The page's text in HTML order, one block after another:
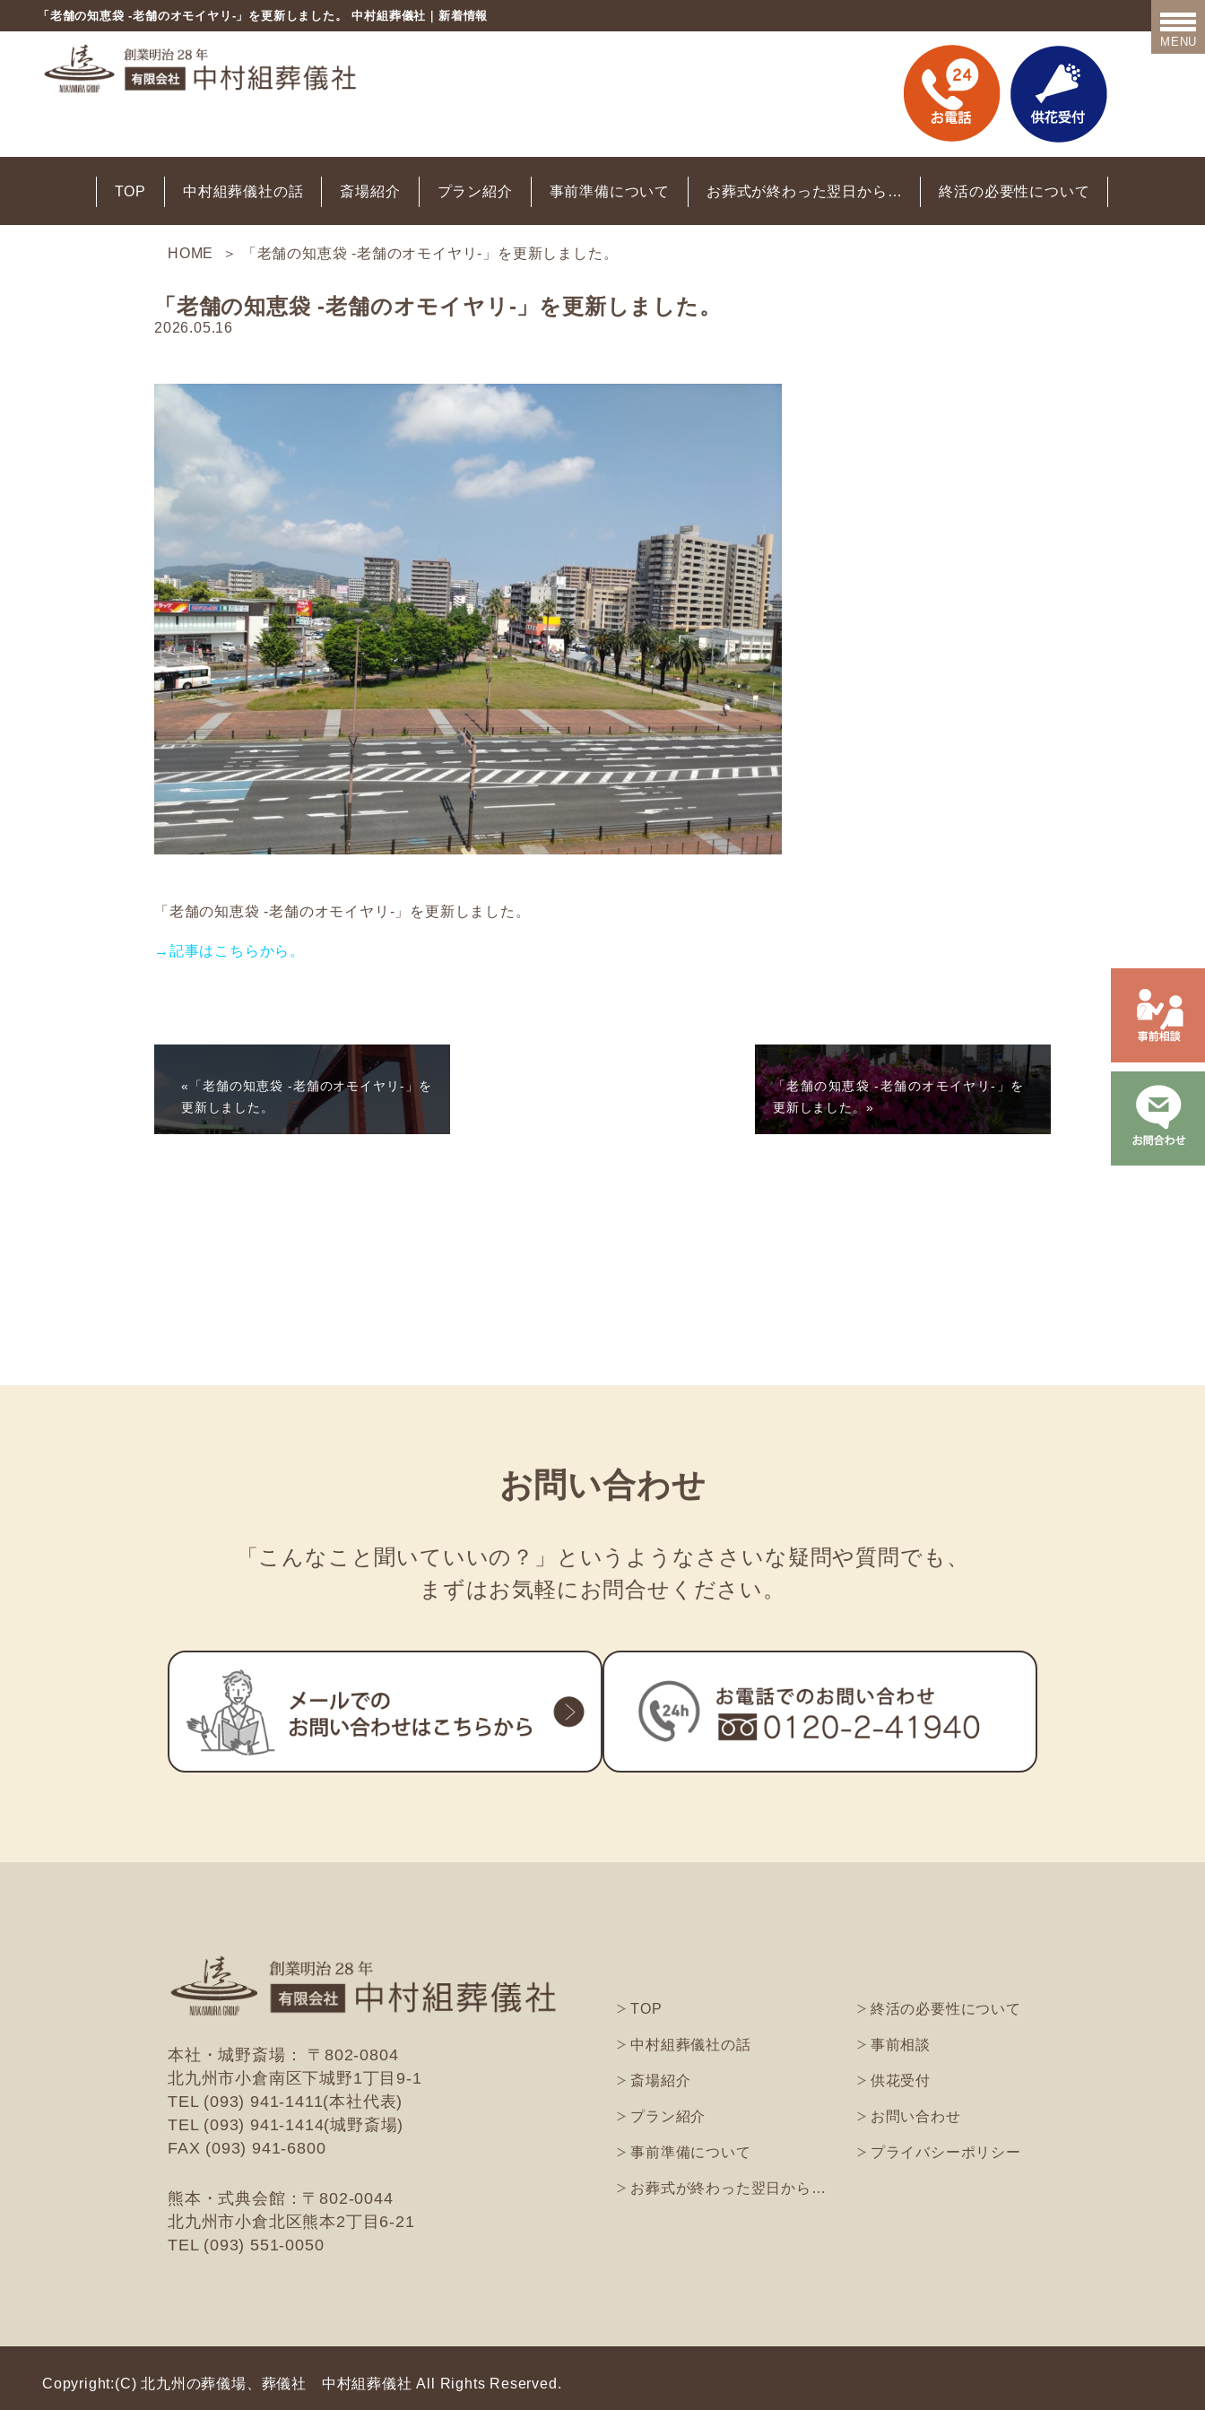
「老舗の知恵袋 -老舗のオモイヤリ-」を更新しました。 中村組葬儀社｜新着情報
MENU
TOP
斎場紹介
事前相談
事前準備について
お問い合わせ
TOP 中村組葬儀社の話 斎場紹介 プラン紹介 事前準備について お葬式が終わった翌日から… 終活の必要性について
HOME ＞ 「老舗の知恵袋 -老舗のオモイヤリ-」を更新しました。
「老舗の知恵袋 -老舗のオモイヤリ-」を更新しました。
2026.05.16
「老舗の知恵袋 -老舗のオモイヤリ-」を更新しました。
→記事はこちらから。
«「老舗の知恵袋 -老舗のオモイヤリ-」を
更新しました。
「老舗の知恵袋 -老舗のオモイヤリ-」を
更新しました。»
お問い合わせ
「こんなこと聞いていいの？」 というような ささいな疑問や質問でも 、
まずはお気軽にお問合せください。
本社・城野斎場： 〒802-0804
北九州市小倉南区下城野1丁目9-1
TEL (093) 941-1411(本社代表)
TEL (093) 941-1414(城野斎場)
FAX (093) 941-6800
熊本・式典会館：〒802-0044
北九州市小倉北区 熊本2丁目6-21
TEL (093) 551-0050
TOP
中村組葬儀社の話
斎場紹介
プラン紹介
事前準備について
お葬式が終わった翌日から…
終活の必要性について
事前相談
供花受付
お問い合わせ
プライバシーポリシー
Copyright:(C) 北九州の葬儀場、葬儀社 中村組葬儀社All Rights Reserved.